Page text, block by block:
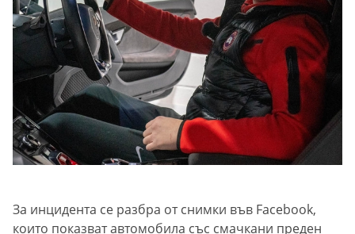
За инцидента се разбра от снимки във Facebook,
които показват автомобила със смачкани преден